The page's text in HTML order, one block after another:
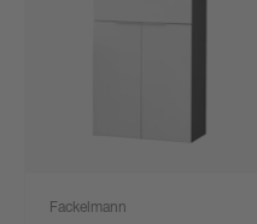
Fackelmann